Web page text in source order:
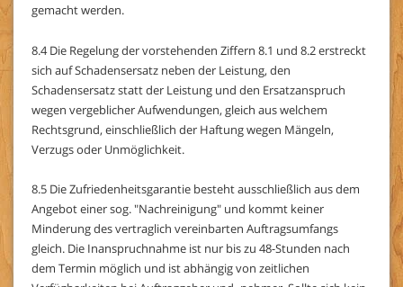
gemacht werden.
8.4 Die Regelung der vorstehenden Ziffern 8.1 und 8.2 erstreckt
sich auf Schadensersatz neben der Leistung, den
Schadensersatz statt der Leistung und den Ersatzanspruch
wegen vergeblicher Aufwendungen, gleich aus welchem
Rechtsgrund, einschließlich der Haftung wegen Mängeln,
Verzugs oder Unmöglichkeit.
8.5 Die Zufriedenheitsgarantie besteht ausschließlich aus dem
Angebot einer sog. "Nachreinigung" und kommt keiner
Minderung des vertraglich vereinbarten Auftragsumfangs
gleich. Die Inanspruchnahme ist nur bis zu 48-Stunden nach
dem Termin möglich und ist abhängig von zeitlichen